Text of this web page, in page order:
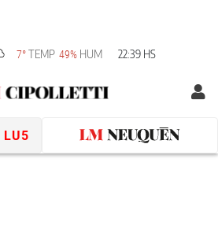
7° TEMP 49% HUM 22:39 HS
LU5